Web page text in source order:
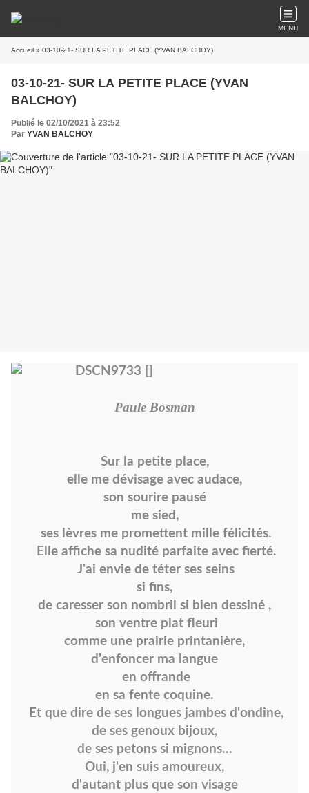
MENU
Accueil » 03-10-21- SUR LA PETITE PLACE (YVAN BALCHOY)
03-10-21- SUR LA PETITE PLACE (YVAN
BALCHOY)
Publié le 02/10/2021 à 23:52
Par YVAN BALCHOY
Paule Bosman
Sur la petite place,
elle me dévisage avec audace,
son sourire pausé
me sied,
ses lèvres me promettent mille félicités.
Elle affiche sa nudité parfaite avec fierté.
J'ai envie de téter ses seins
si fins,
de caresser son nombril si bien dessiné ,
son ventre plat fleuri
comme une prairie printanière,
d'enfoncer ma langue
en offrande
en sa fente coquine.
Et que dire de ses longues jambes d'ondine,
de ses genoux bijoux,
de ses petons si mignons...
Oui, j'en suis amoureux,
d'autant plus que son visage